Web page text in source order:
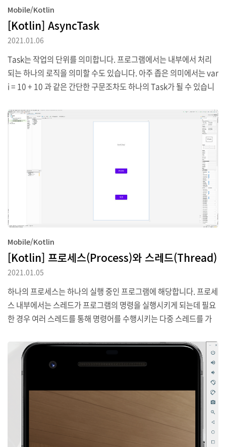
Mobile/Kotlin
[Kotlin] AsyncTask
2021.01.06
Task는 작업의 단위를 의미합니다. 프로그램에서는 내부에서 처리
되는 하나의 로직을 의미할 수도 있습니다. 아주 좁은 의미에서는 var
i = 10 + 10 과 같은 간단한 구문조차도 하나의 Task가 될 수 있습니
데 동기는 하나의 Task가 처리 중이면 다른 Task는 모두 기다려야 하
는 방식이며 비동기는 여러 가지 Task가 동시적으로 작동할 수 있고,
작업이 끝나면 다른 Task가 종료되길 기다리지 않고 바로 다음 작업
을 진행할 수 있다는 차이가 있습니다. AsyncTask는 비동기 Task를
의미하며 스레드와 핸들러를 하나로 묶어 비동기적으로 Thread를
구현할 수 있습니다. AsyncTask의 동작에 관한 간단한 에제를 만들..
Mobile/Kotlin
[Kotlin] 프로세스(Process)와 스레드(Thread)
2021.01.05
하나의 프로세스는 하나의 실행 중인 프로그램에 해당합니다. 프로세
스 내부에서는 스레드가 프로그램의 명령을 실행시키게 되는데 필요
한 경우 여러 스레드를 통해 명령어를 수행시키는 다중 스레드를 가
만 스레드는 하나의 프로세스 안에서 동작하므로 프로세스가 차지하
는 메모리를 서로 공유할 수 있습니다. Android에서도 실행되는 하
나의 앱을 개별적인 프로세스로 취급해 실행하고 이 프로세스 역시
내부 명령어를 실행시키는 스레드를 가질 수 있습니다. 1. 스레드 프
로세스는 기본적으로 하나의 스레드를 가집니다. 이 스레드는 메인스
레드로서 화면에 UI를 구성하고 사용자와 UI 간 이벤트 처리를 담당
하는 것이 주 목적인 스레드입니다. 그런데 이 메인 스레드만..